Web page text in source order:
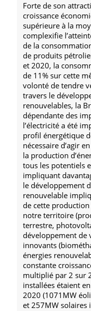
Forte de son
croissance
supérieure à la
complexifie
de la
de produits
et 2020, la
de 11% sur cette
volonté de tendre
travers le
renouvelables, la
dépendante des
l’électricité a été
profil énergétique
nécessaire d’agir
la production
tous les potentiels
impliquant
le développement
renouvelable
de cette production
notre territoire
terrestre,
développement de
innovants
énergies
constante
multiplié par 2 sur
installées étaient
2020 (1071MW
et 257MW solaires